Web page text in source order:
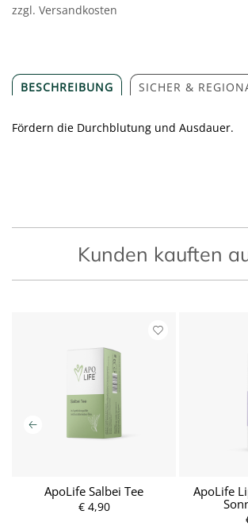
zzgl. Versandkosten
BESCHREIBUNG SICHER &
Fördern die Durchblutung und Ausdauer.
Kunden kauften
ApoLife Salbei Tee
€ 4,90
ApoLife